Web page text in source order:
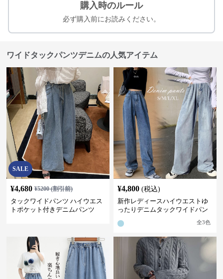
購入時のルール
必ず購入前にお読みください。
ワイドタックパンツデニムの人気アイテム
SALE
¥4,680 ¥5200(割引前)
タックワイドパンツ ハイウエス
トポケット付きデニムパンツ
¥4,800 (税込)
新作レディースハイウエストゆ
ったりデニムタックワイドパン
全3色